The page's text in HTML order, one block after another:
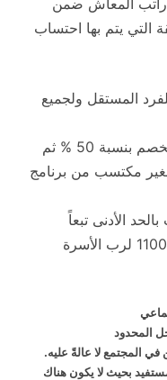
التي يتم بها احتساب
المستقل ولجميع
ومن قيمة الدخل الشهري يخصم بنسبة 50 % ثم
مكتسب من برنامج
الأدنى تبعاً
لجدول الاستحقاق للمعاش 1100 لرب الأسرة
المحدود
في المجتمع لا عالةً عليه.
بحيث لا يكون هناك